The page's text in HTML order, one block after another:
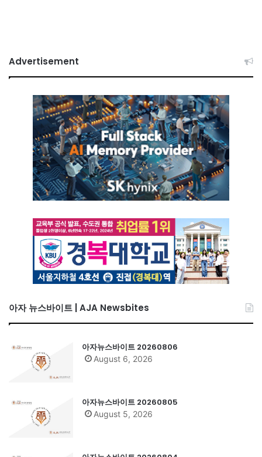
Advertisement
아자 뉴스바이트 | AJA Newsbites
아자뉴스바이트 20260806
August 6, 2026
아자뉴스바이트 20260805
August 5, 2026